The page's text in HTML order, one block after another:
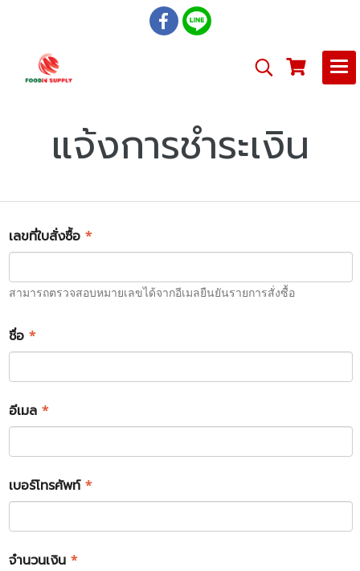
แจ้งการชำระเงิน
เลขที่ใบสั่งซื้อ *
สามารถตรวจสอบหมายเลขได้จากอีเมลยืนยันรายการสั่งซื้อ
ชื่อ *
อีเมล *
เบอร์โทรศัพท์ *
จำนวนเงิน *